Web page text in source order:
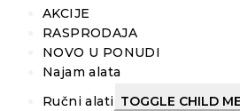
AKCIJE
RASPRODAJA
NOVO U PONUDI
Najam alata
Ručni alati TOGGLE CHILD